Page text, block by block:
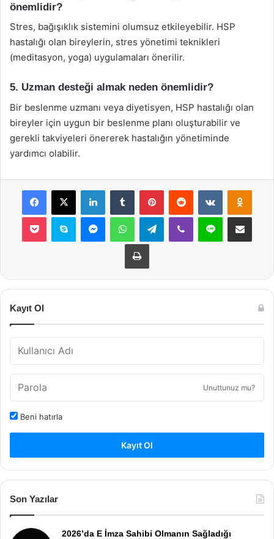
önemlidir?
Stres, bağışıklık sistemini olumsuz etkileyebilir. HSP
hastalığı olan bireylerin, stres yönetimi teknikleri
(meditasyon, yoga) uygulamaları önerilir.
5. Uzman desteği almak neden önemlidir?
Bir beslenme uzmanı veya diyetisyen, HSP hastalığı olan
bireyler için uygun bir beslenme planı oluşturabilir ve
gerekli takviyeleri önererek hastalığın yönetiminde
yardımcı olabilir.
Facebook
X LinkedInTumblr PinterestReddit VKontakte
Pocket Skype MessengerWhatsAppTelegramViber Line E-Posta ile
Yazdır
Kayıt Ol
Unuttunuz mu?
Beni hatırla
Kayıt Ol
Son Yazılar
2026’da E İmza Sahibi Olmanın Sağladığı